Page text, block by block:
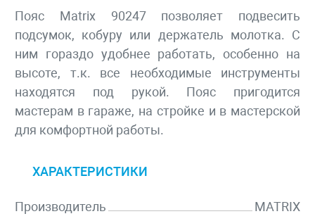
Пояс Matrix 90247 позволяет подвесить
подсумок, кобуру или держатель молотка. С
ним гораздо удобнее работать, особенно на
высоте, т.к. все необходимые инструменты
находятся под рукой. Пояс пригодится
мастерам в гараже, на стройке и в мастерской
для комфортной работы.
ХАРАКТЕРИСТИКИ
Производитель
MATRIX